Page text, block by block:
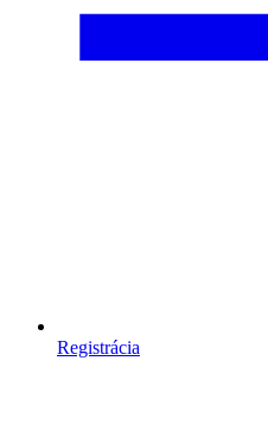
Registrácia